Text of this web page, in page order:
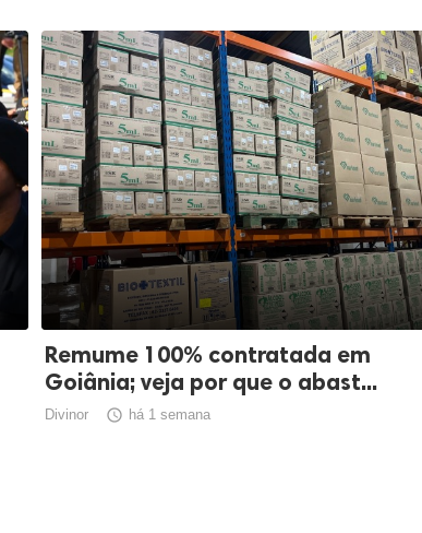
Remume 100% contratada em
Goiânia; veja por que o abast...
Divinor  há 1 semana